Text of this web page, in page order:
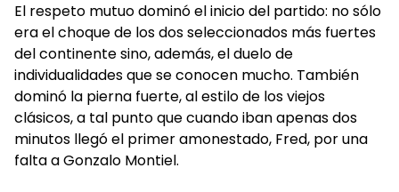
El respeto mutuo dominó el inicio del partido: no sólo
era el choque de los dos seleccionados más fuertes
del continente sino, además, el duelo de
individualidades que se conocen mucho. También
dominó la pierna fuerte, al estilo de los viejos
clásicos, a tal punto que cuando iban apenas dos
minutos llegó el primer amonestado, Fred, por una
falta a Gonzalo Montiel.